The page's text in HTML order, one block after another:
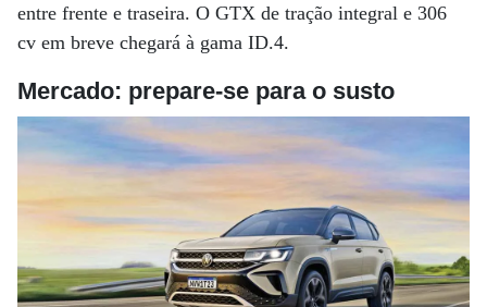
entre frente e traseira. O GTX de tração integral e 306
cv em breve chegará à gama ID.4.
Mercado: prepare-se para o susto